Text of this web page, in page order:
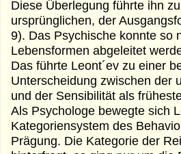
Diese Überlegung führte ihn
ursprünglichen, der
9). Das Psychische konnte so
Lebensformen abgeleitet
Das führte Leont´ev zu einer
Unterscheidung zwischen der
und der Sensibilität als
Als Psychologe bewegte sich
Kategoriensystem des
Prägung. Die Kategorie der